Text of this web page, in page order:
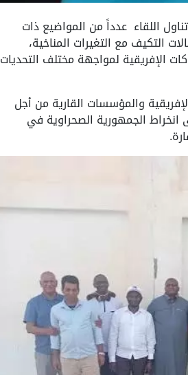
اللقاء عدداً من المواضيع ذات
التكيف مع التغيرات المناخية،
الإفريقية لمواجهة مختلف التحديات
والمؤسسات القارية من أجل
انخراط الجمهورية الصحراوية في